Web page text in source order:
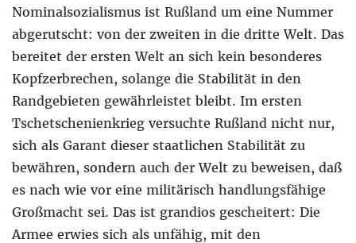
Nominalsozialismus ist Rußland um eine Nummer
abgerutscht: von der zweiten in die dritte Welt. Das
bereitet der ersten Welt an sich kein besonderes
Kopfzerbrechen, solange die Stabilität in den
Randgebieten gewährleistet bleibt. Im ersten
Tschetschenienkrieg versuchte Rußland nicht nur,
sich als Garant dieser staatlichen Stabilität zu
bewähren, sondern auch der Welt zu beweisen, daß
es nach wie vor eine militärisch handlungsfähige
Großmacht sei. Das ist grandios gescheitert: Die
Armee erwies sich als unfähig, mit den